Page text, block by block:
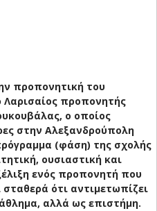
προπονητική του
προπονητής
ο οποίος
στην Αλεξανδρούπολη
(φάση) της σχολής
ουσιαστική και
ενός προπονητή που
σταθερά ότι αντιμετωπίζει
αλλά ως επιστήμη.